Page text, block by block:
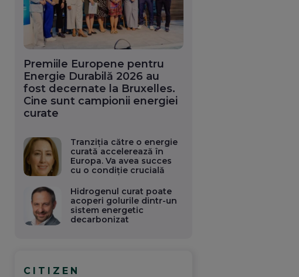
Premiile Europene pentru
Energie Durabilă 2026 au
fost decernate la Bruxelles.
Cine sunt campionii energiei
curate
Tranziția către o energie
curată accelerează în
Europa. Va avea succes
cu o condiție crucială
Hidrogenul curat poate
acoperi golurile dintr-un
sistem energetic
decarbonizat
CITIZEN